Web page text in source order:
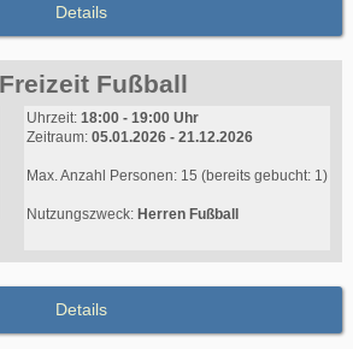
Details
Fußball
Uhrzeit: 18:00 - 19:00 Uhr
Zeitraum: 05.01.2026 - 21.12.2026
Max. Anzahl Personen: 15 (bereits gebucht: 1)
Nutzungszweck: Herren Fußball
Details